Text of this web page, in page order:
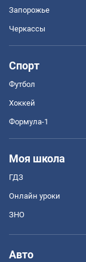
Запорожье
Черкассы
Спорт
Футбол
Хоккей
Формула-1
Моя школа
ГДЗ
Онлайн уроки
ЗНО
Авто